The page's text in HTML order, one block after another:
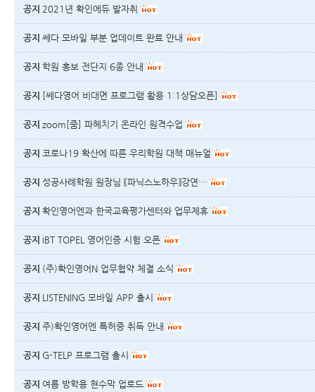
공지 2021년 확인에듀 발자취
공지 쎄다 모바일 부분 업데이트 완료 안내
공지 학원 홍보 전단지 6종 안내
공지 [쎄다영어 비대면 프로그램 활용 1:1상담오픈]
공지 zoom[줌] 파헤치기 온라인 원격수업
공지 코로나19 확산에 따른 우리학원 대책 매뉴얼
공지 성공사례학원 원장님 〖파닉스노하우〗강연…
공지 확인영어엔과 한국교육평가센터와 업무제휴
공지 iBT TOPEL 영어인증 시험 오픈
공지 (주)확인영어N 업무협약 체결 소식
공지 LISTENING 모바일 APP 출시
공지 주)확인영어엔 특허증 취득 안내
공지 G-TELP 프로그램 출시
공지 여름 방학용 현수막 업로드